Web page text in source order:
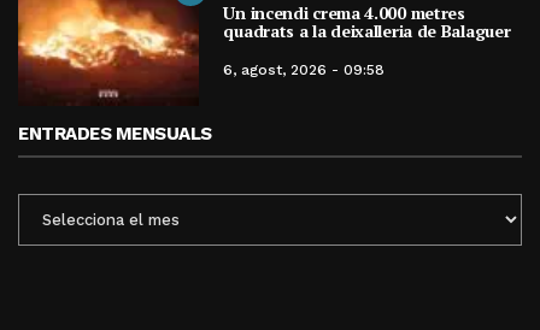
Un incendi crema 4.000 metres
quadrats a la deixalleria de Balaguer
6, agost, 2026 - 09:58
ENTRADES MENSUALS
MENSUALS